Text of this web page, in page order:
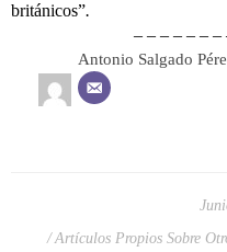
británicos”.
– – – – – – –
Antonio Salgado
Artículos Propios Sobre